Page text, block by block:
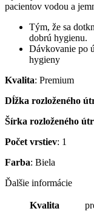
pacientov vodou a
Tým, že sa
dobrú hygienu.
Dávkovanie po
hygieny
Kvalita: Premium
Dĺžka rozloženého
Šírka rozloženého
Počet vrstiev: 1
Farba: Biela
Ďalšie informácie
Kvalita